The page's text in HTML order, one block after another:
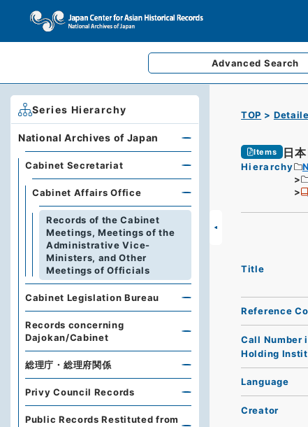
Advanced Search
TOP
Items 日
Hierarchy
Title
Reference
Call Number
Holding
Language
Creator
Series Hierarchy
National Archives of Japan
Cabinet Secretariat
Cabinet Affairs Office
Records of the Cabinet
Meetings, Meetings of the
Administrative Vice-
Ministers, and Other
Meetings of Officials
Cabinet Legislation Bureau
Records concerning
Dajokan/Cabinet
総理庁・総理府関係
Privy Council Records
Public Records Restituted from